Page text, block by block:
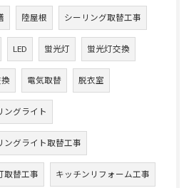
陸屋根 シーリング取替工事
LED 蛍光灯 蛍光灯交換
換 電気取替 脱衣室
ングライト
ングライト取替工事
取替工事 キッチンリフォーム工事